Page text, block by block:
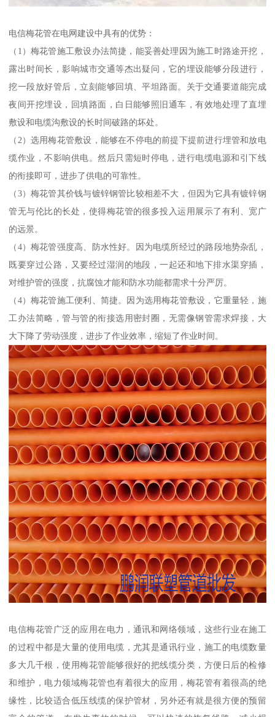
电信梅花管在电网建设中具有的优势：
（1）梅花管施工敷设办法简捷，能妥善处理因为施工时路途开挖，
露出时间长，影响城市交通等杰出疑问，它的埋设能够分段进行，
挖一段放好管后，立刻能够回填、平坦路面。关于交通要道能完成
夜间开挖埋设，回填路面，白日能够照旧通车，有效地处理了直埋
敷设和电缆沟敷设的长时间破路的坏处。
（2）选用梅花管敷设，能够在不停电的前提下提前进行埋管和放电
缆作业，不影响供电。然后只需短时停电，进行电缆电源和引下线
的衔接即可，进步了供电的可靠性。
（3）梅花管其价钱与镀锌钢管比较相差不大，但因为它具有镀锌钢
管无与伦比的长处，使得梅花管的很多投入运用展示了有利、宽广
的远景。
（4）梅花管强度高、防水性好。因为电缆所经过的路段地势杂乱，
既要穿过公路，又要经过湿润的地段，一起还和地下排水渠穿插，
对维护管的强度，抗腐蚀才能和防水功能都需求十分严厉。
（4）梅花管施工便利、简捷。因为选用梅花管敷设，它重量轻，施
工办法简略，管与管的衔接选用密封圈，无需像钢管需求焊接，大
大下降了劳动强度，进步了作业效率，缩短了作业时间。
电信梅花管广泛的应用在电力，通讯和网络领域，这些行业在施工
的过程中都是大量的使用电缆，尤其是通讯行业，施工的电缆数量
多大几千根，使用梅花管能够很好的把线缆分类，方便日后的检修
和维护，电力领域梅花管也有着很大的应用，梅花管有着很高的绝
缘性，比较适合低压线缆的保护管材，另外还有就是很方便的预留